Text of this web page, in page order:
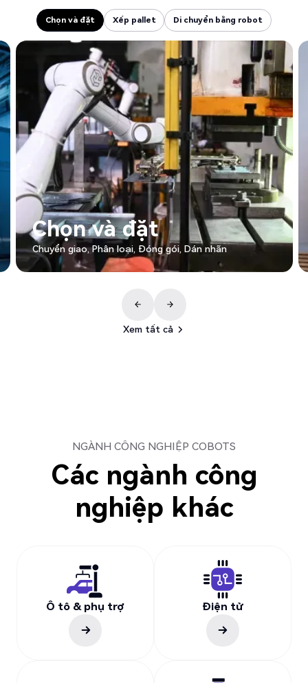
Chọn và đặt
Chọn và đặt
Xếp pallet
Xếp pallet
Di chuyển bằng robot
Di chuyển bằng robot
Xếp pallet
Xếp pallet, Xếp chồng, Đóng gói
Xem tất cả
NGÀNH CÔNG NGHIỆP COBOTS
Các ngành công
nghiệp khác
Ô tô & phụ trợ Điện tử